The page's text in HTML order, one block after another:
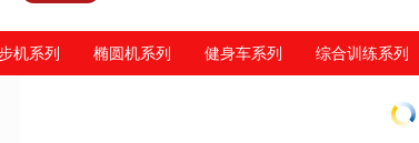
机系列 椭圆机系列 健身车系列 综合训练系列